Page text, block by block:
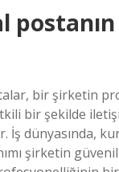
bir şirketin
bir şekilde
İş dünyasında,
şirketin